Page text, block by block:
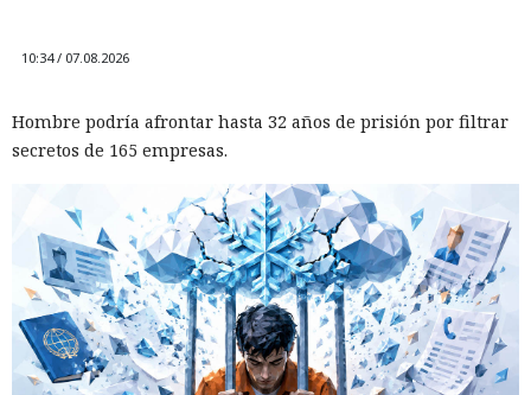
10:34 / 07.08.2026
Hombre podría afrontar hasta 32 años de prisión por filtrar
secretos de 165 empresas.